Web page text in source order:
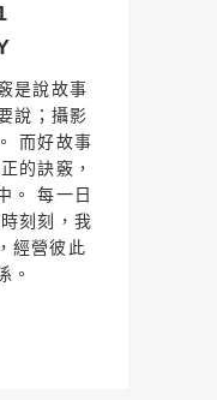
是說故事
說；攝影
而好故事
的訣竅，
。 每一日
刻刻，我
經營彼此
。